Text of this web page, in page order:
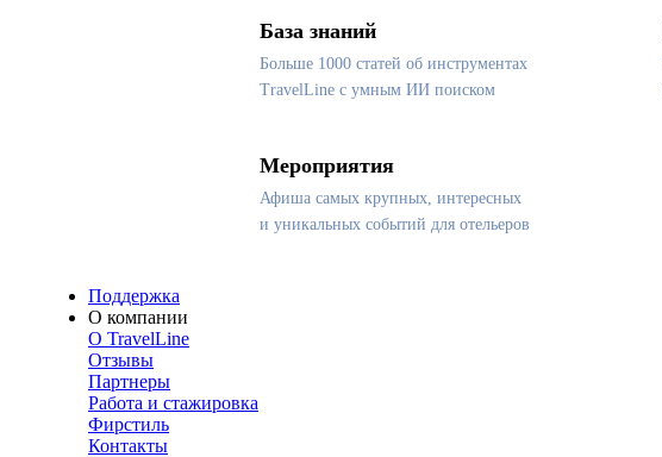
База знаний
Больше 1000 статей об инструментах
TravelLine с умным ИИ поиском
Мероприятия
Афиша самых крупных, интересных
и уникальных событий для отельеров
Поддержка
О компании
О TravelLine
Отзывы
Партнеры
Работа и стажировка
Фирстиль
Контакты